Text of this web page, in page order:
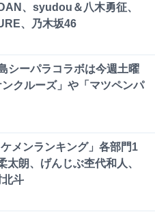
、syudou＆八木勇征、
、乃木坂46
シーパラコラボは今週土曜
クルーズ」や「マツペンパ
ケメンランキング」各部門1
太朗、げんじぶ杢代和人、
斗